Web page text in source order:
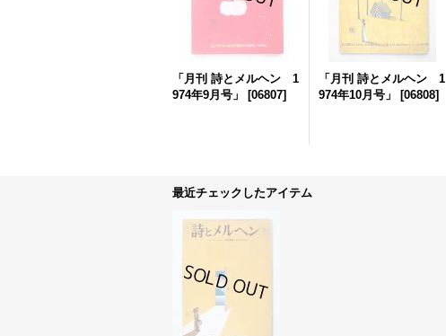
「月刊 詩とメルヘン 1
974年9月号」
[06807]
「月刊 詩とメルヘン 1
974年10月号」
[06808]
最近チェックしたアイテム